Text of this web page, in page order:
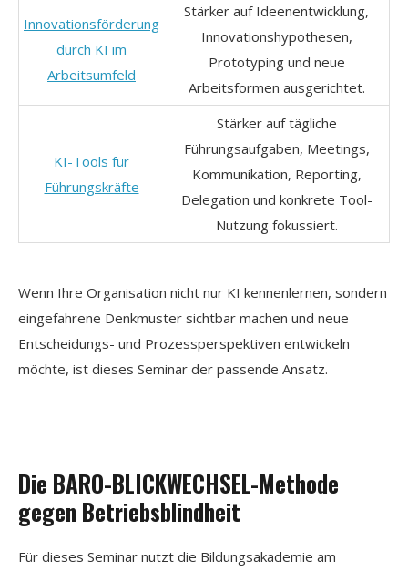
Innovationsförderung
durch KI im
Arbeitsumfeld
Stärker auf Ideenentwicklung,
Innovationshypothesen,
Prototyping und neue
Arbeitsformen ausgerichtet.
KI-Tools für
Führungskräfte
Stärker auf tägliche
Führungsaufgaben, Meetings,
Kommunikation, Reporting,
Delegation und konkrete Tool-
Nutzung fokussiert.
Wenn Ihre Organisation nicht nur KI kennenlernen, sondern
eingefahrene Denkmuster sichtbar machen und neue
Entscheidungs- und Prozessperspektiven entwickeln
möchte, ist dieses Seminar der passende Ansatz.
Die BARO-BLICKWECHSEL-Methode
gegen Betriebsblindheit
Für dieses Seminar nutzt die Bildungsakademie am